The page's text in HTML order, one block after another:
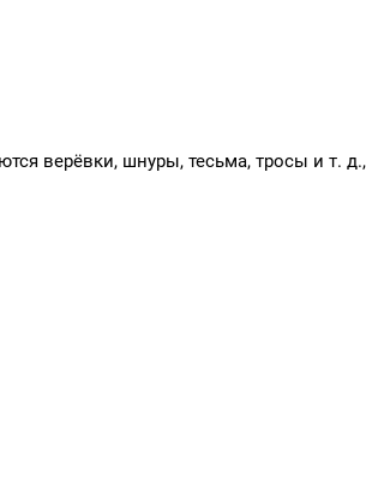
верёвки, шнуры, тесьма, тросы и т.